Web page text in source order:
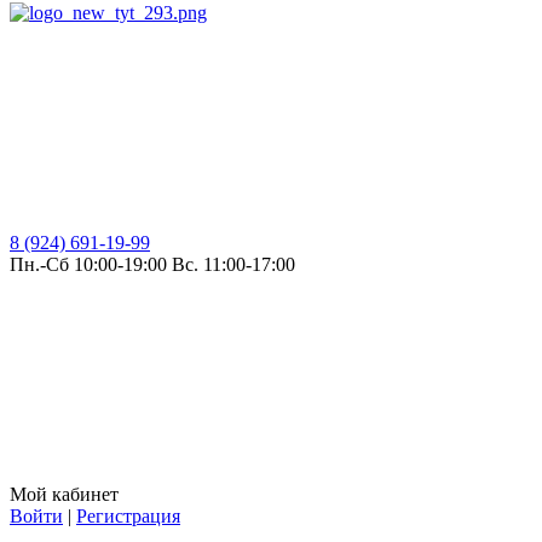
8 (924) 691-19-99
Пн.-Сб 10:00-19:00 Вс. 11:00-17:00
Мой кабинет
Войти | Регистрация